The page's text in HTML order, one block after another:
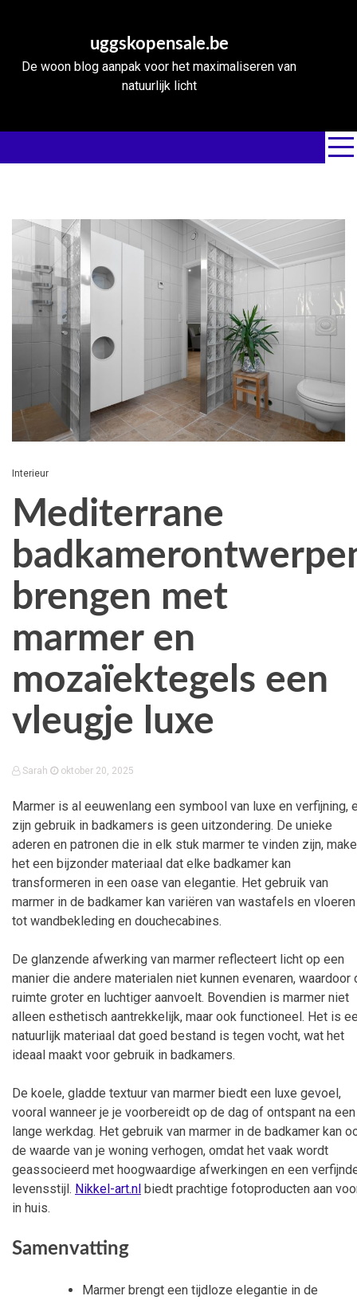
uggskopensale.be
De woon blog aanpak voor het maximaliseren van
natuurlijk licht
Interieur
Mediterrane
brengen met
marmer en
mozaïektegels een
vleugje luxe
Sarah oktober 20, 2025
Marmer is al eeuwenlang een symbool van luxe en verfijning,
zijn gebruik in badkamers is geen uitzondering. De unieke
aderen en patronen die in elk stuk marmer te vinden zijn,
het een bijzonder materiaal dat elke badkamer kan
transformeren in een oase van elegantie. Het gebruik van
marmer in de badkamer kan variëren van wastafels en vloeren
tot wandbekleding en douchecabines.
De glanzende afwerking van marmer reflecteert licht op een
manier die andere materialen niet kunnen evenaren, waardoor
ruimte groter en luchtiger aanvoelt. Bovendien is marmer niet
alleen esthetisch aantrekkelijk, maar ook functioneel. Het is
natuurlijk materiaal dat goed bestand is tegen vocht, wat het
ideaal maakt voor gebruik in badkamers.
De koele, gladde textuur van marmer biedt een luxe gevoel,
vooral wanneer je je voorbereidt op de dag of ontspant na een
lange werkdag. Het gebruik van marmer in de badkamer kan
de waarde van je woning verhogen, omdat het vaak wordt
geassocieerd met hoogwaardige afwerkingen en een
levensstijl. Nikkel-art.nl biedt prachtige fotoproducten aan
in huis.
Samenvatting
Marmer brengt een tijdloze elegantie in de